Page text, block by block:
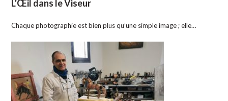
L’Œil dans le Viseur
Chaque photographie est bien plus qu’une simple image ; elle…